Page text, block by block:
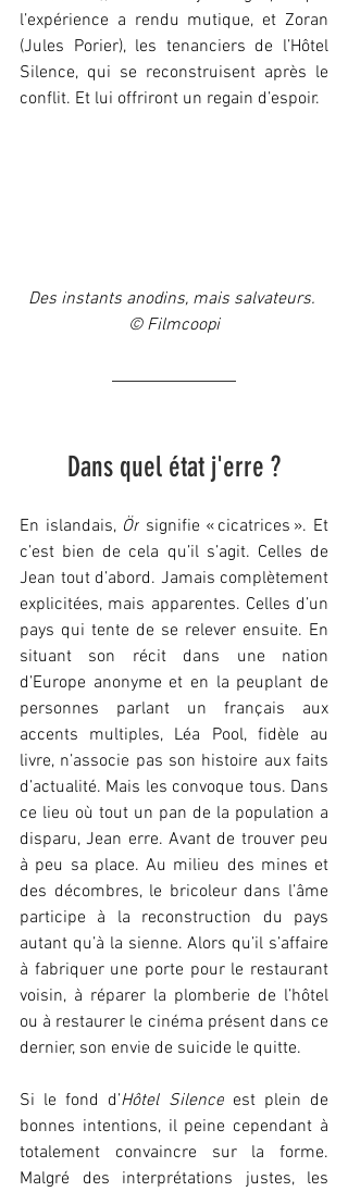
l’expérience a rendu mutique, et Zoran
(Jules Porier), les tenanciers de l’Hôtel
Silence, qui se reconstruisent après le
conflit. Et lui offriront un regain d’espoir.
Des instants anodins, mais salvateurs.
© Filmcoopi
Dans quel état j'erre ?
En islandais, Ör signifie « cicatrices ». Et
c’est bien de cela qu’il s’agit. Celles de
Jean tout d’abord. Jamais complètement
explicitées, mais apparentes. Celles d’un
pays qui tente de se relever ensuite. En
situant son récit dans une nation
d’Europe anonyme et en la peuplant de
personnes parlant un français aux
accents multiples, Léa Pool, fidèle au
livre, n’associe pas son histoire aux faits
d’actualité. Mais les convoque tous. Dans
ce lieu où tout un pan de la population a
disparu, Jean erre. Avant de trouver peu
à peu sa place. Au milieu des mines et
des décombres, le bricoleur dans l’âme
participe à la reconstruction du pays
autant qu’à la sienne. Alors qu’il s’affaire
à fabriquer une porte pour le restaurant
voisin, à réparer la plomberie de l’hôtel
ou à restaurer le cinéma présent dans ce
dernier, son envie de suicide le quitte.
Si le fond d’Hôtel Silence est plein de
bonnes intentions, il peine cependant à
totalement convaincre sur la forme.
Malgré des interprétations justes, les